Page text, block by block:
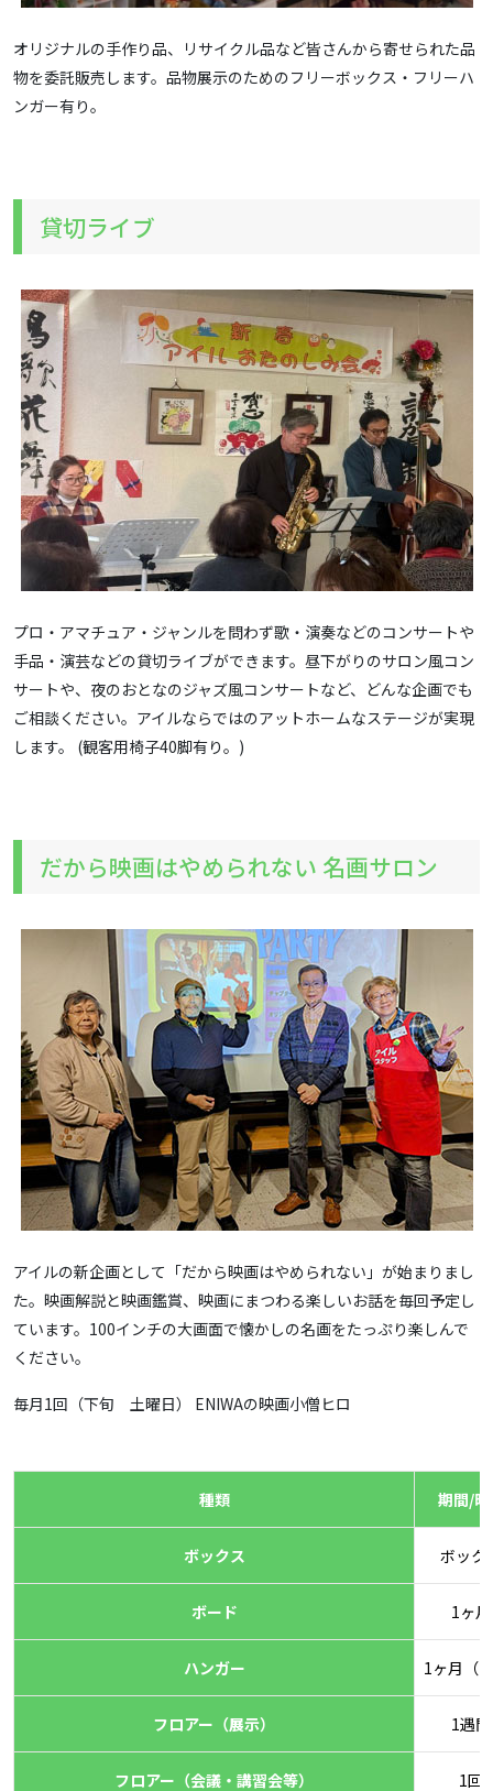
オリジナルの手作り品、リサイクル品など皆さんから寄せられた品
物を委託販売します。品物展示のためのフリーボックス・フリーハ
ンガー有り。
貸切ライブ
プロ・アマチュア・ジャンルを問わず歌・演奏などのコンサートや
手品・演芸などの貸切ライブができます。昼下がりのサロン風コン
サートや、夜のおとなのジャズ風コンサートなど、どんな企画でも
ご相談ください。アイルならではのアットホームなステージが実現
します。 (観客用椅子40脚有り。)
だから映画はやめられない 名画サロン
アイルの新企画として「だから映画はやめられない」が始まりまし
た。映画解説と映画鑑賞、映画にまつわる楽しいお話を毎回予定し
ています。100インチの大画面で懐かしの名画をたっぷり楽しんで
ください。
毎月1回（下旬 土曜日） ENIWAの映画小僧ヒロ
種類 期間/時
ボックス ボック
ボード 1ヶ月
ハンガー 1ヶ月（1
フロアー（展示） 1遇間
フロアー（会議・講習会等） 1回